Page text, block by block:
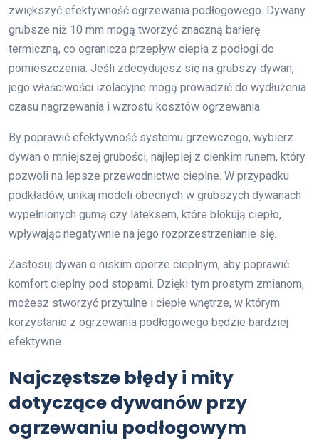
zwiększyć efektywność ogrzewania podłogowego. Dywany
grubsze niż 10 mm mogą tworzyć znaczną barierę
termiczną, co ogranicza przepływ ciepła z podłogi do
pomieszczenia. Jeśli zdecydujesz się na grubszy dywan,
jego właściwości izolacyjne mogą prowadzić do wydłużenia
czasu nagrzewania i wzrostu kosztów ogrzewania.
By poprawić efektywność systemu grzewczego, wybierz
dywan o mniejszej grubości, najlepiej z cienkim runem, który
pozwoli na lepsze przewodnictwo cieplne. W przypadku
podkładów, unikaj modeli obecnych w grubszych dywanach
wypełnionych gumą czy lateksem, które blokują ciepło,
wpływając negatywnie na jego rozprzestrzenianie się.
Zastosuj dywan o niskim oporze cieplnym, aby poprawić
komfort cieplny pod stopami. Dzięki tym prostym zmianom,
możesz stworzyć przytulne i ciepłe wnętrze, w którym
korzystanie z ogrzewania podłogowego będzie bardziej
efektywne.
Najczęstsze błędy i mity
dotyczące dywanów przy
ogrzewaniu podłogowym